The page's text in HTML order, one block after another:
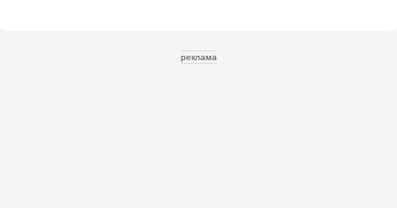
реклама